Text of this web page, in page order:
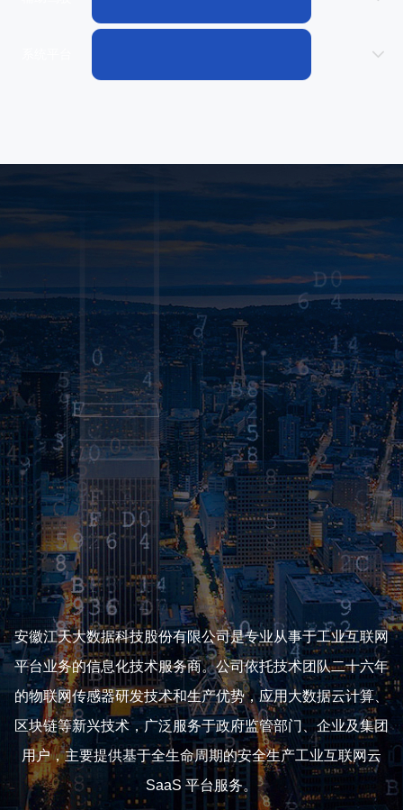
安徽江天大数据科技股份有限公司是专业从事于工业互联网
平台业务的信息化技术服务商。公司依托技术团队二十六年
的物联网传感器研发技术和生产优势，应用大数据云计算、
区块链等新兴技术，广泛服务于政府监管部门、企业及集团
用户，主要提供基于全生命周期的安全生产工业互联网云
SaaS 平台服务。
ABOUT US
关于我们
服务企业
1500+
专利知识
20+
平台对接
30+